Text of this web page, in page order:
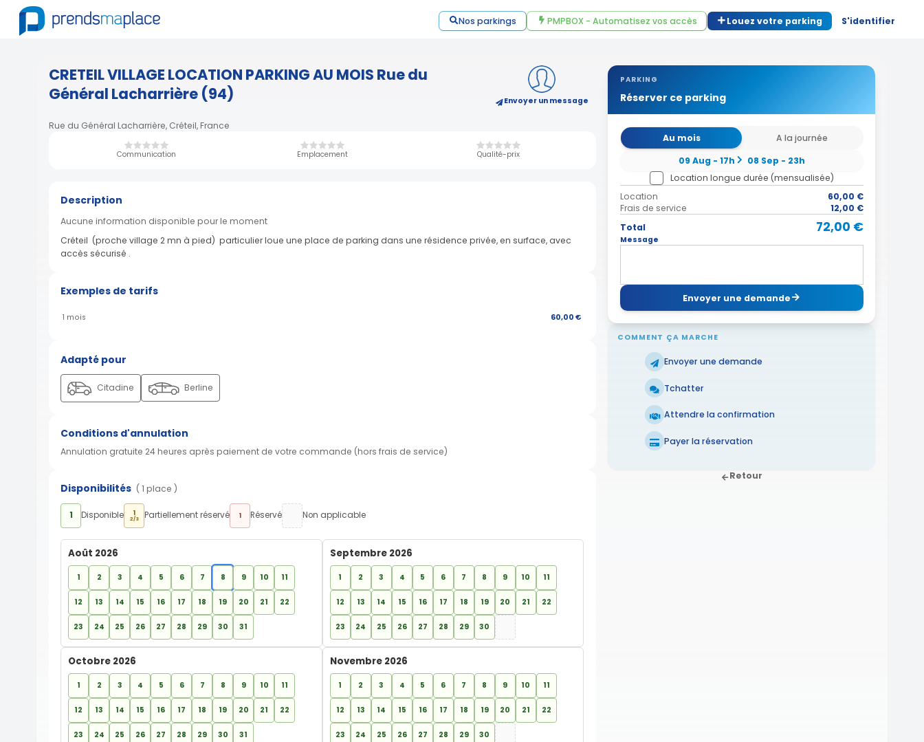
Nos parkings PMPBOX - Automatisez vos accès Louez votre parking S'identifier
CRETEIL VILLAGE LOCATION PARKING AU MOIS Rue du
Général Lacharrière (94)
Rue du Général Lacharrière, Créteil, France
Envoyer un message
Communication Emplacement Qualité-prix
PARKING
Réserver ce parking
Au mois
A la journée
09 Aug - 17h
08 Sep - 23h
Location longue durée (mensualisée)
Location
60,00 €
Frais de service
12,00 €
Total
72,00 €
Message
Envoyer une demande
COMMENT ÇA MARCHE
Envoyer une demande
Tchatter
Attendre la confirmation
Payer la réservation
Retour
Description
Aucune information disponible pour le moment
Créteil (proche village 2 mn à pied) particulier loue une place de parking dans une résidence privée, en surface, avec
accès sécurisé .
Exemples de tarifs
1 mois 60,00 €
Adapté pour
Citadine Berline
Conditions d'annulation
Annulation gratuite 24 heures après paiement de votre commande (hors frais de service)
Disponibilités ( 1 place )
1 Disponible 1
2/3 Partiellement réservé 1 Réservé Non applicable
Août 2026
1 2 3 4 5 6 7 8 9 10 11
12 13 14 15 16 17 18 19 20 21 22
23 24 25 26 27 28 29 30 31
Septembre 2026
1 2 3 4 5 6 7 8 9 10 11
12 13 14 15 16 17 18 19 20 21 22
23 24 25 26 27 28 29 30
Octobre 2026
1 2 3 4 5 6 7 8 9 10 11
12 13 14 15 16 17 18 19 20 21 22
23 24 25 26 27 28 29 30 31
Novembre 2026
1 2 3 4 5 6 7 8 9 10 11
12 13 14 15 16 17 18 19 20 21 22
23 24 25 26 27 28 29 30